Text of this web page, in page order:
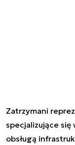
Zatrzymani
specjalizujące się
obsługą